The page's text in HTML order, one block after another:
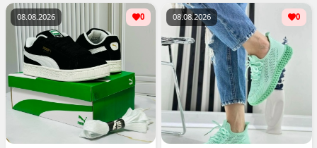
08.08.2026 0 08.08.2026 0